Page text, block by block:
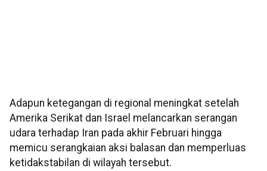
Adapun ketegangan di regional meningkat setelah
Amerika Serikat dan Israel melancarkan serangan
udara terhadap Iran pada akhir Februari hingga
memicu serangkaian aksi balasan dan memperluas
ketidakstabilan di wilayah tersebut.